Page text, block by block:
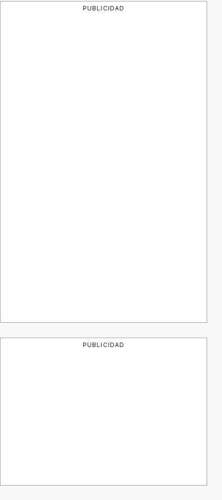
PUBLICIDAD
PUBLICIDAD